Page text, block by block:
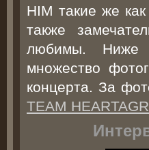
HIM такие же
также
любимы. Ниже
множество
концерта. За
TEAM